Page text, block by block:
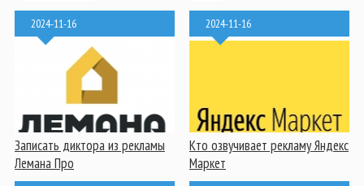
2024-11-16
Записать диктора из рекламы
Лемана Про
2024-11-16
Кто озвучивает рекламу Яндекс
Маркет